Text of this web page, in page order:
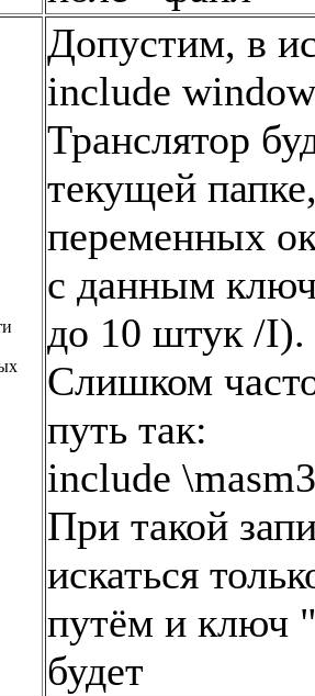
Допустим, в
include
Транслятор
текущей
переменных
с данным
до 10 штук /I).
Слишком
путь так:
include
При такой
искаться
путём и ключ
будет